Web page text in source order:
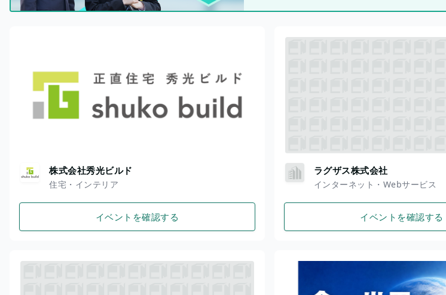
株式会社秀光ビルド
住宅・インテリア
イベントを確認する
ラグザス株式会社
インターネット・Webサービス
イベントを確認する